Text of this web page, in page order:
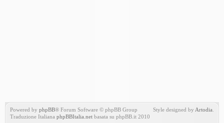
Powered by phpBB® Forum Software © phpBB Group
Traduzione Italiana phpBBItalia.net basata su phpBB.it 2010
Style designed by Artodia